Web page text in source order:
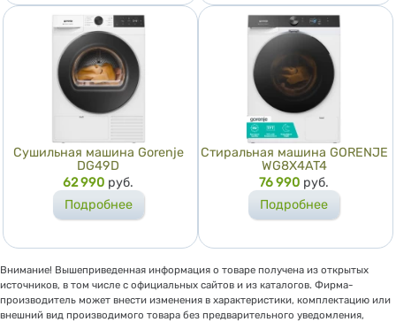
Сушильная машина Gorenje
DG49D
Цена
62 990 руб.
Подробнее
Стиральная машина GORENJE
WG8X4AT4
Цена
76 990 руб.
Подробнее
Внимание! Вышеприведенная информация о товаре получена из открытых
источников, в том числе с официальных сайтов и из каталогов. Фирма-
производитель может внести изменения в характеристики, комплектацию или
внешний вид производимого товара без предварительного уведомления,